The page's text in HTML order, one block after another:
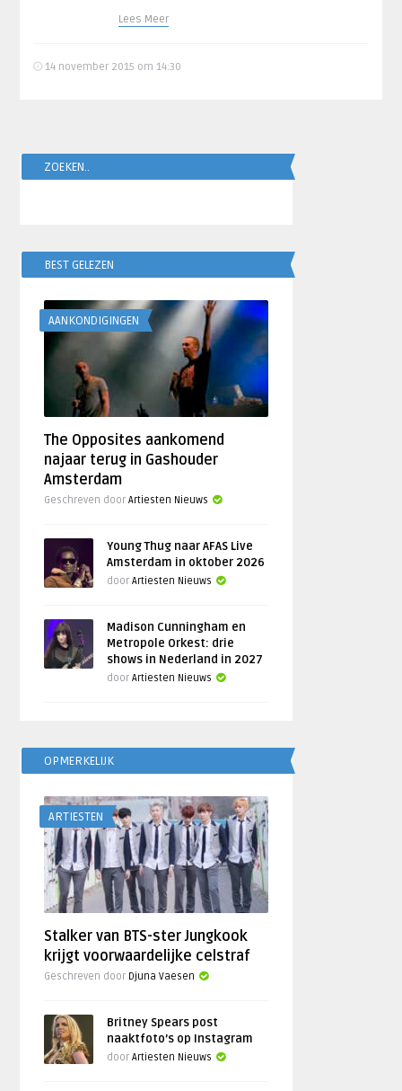
Lees Meer
14 november 2015 om 14:30
ZOEKEN..
BEST GELEZEN
AANKONDIGINGEN
The Opposites aankomend
najaar terug in Gashouder
Amsterdam
Geschreven doorArtiesten Nieuws
Young Thug naar AFAS Live
Amsterdam in oktober 2026
doorArtiesten Nieuws
Madison Cunningham en
Metropole Orkest: drie
shows in Nederland in 2027
doorArtiesten Nieuws
OPMERKELIJK
ARTIESTEN
Stalker van BTS-ster Jungkook
krijgt voorwaardelijke celstraf
Geschreven door Djuna Vaesen
Britney Spears post
naaktfoto’s op Instagram
doorArtiesten Nieuws